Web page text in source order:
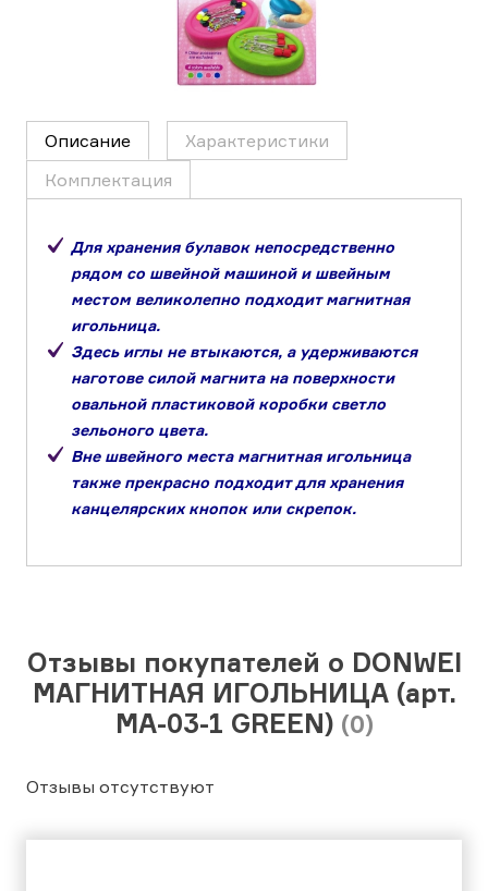
Описание
Характеристики
Комплектация
Для хранения булавок непосредственно
рядом со швейной машиной и швейным
местом великолепно подходит магнитная
игольница.
Здесь иглы не втыкаются, а удерживаются
наготове силой магнита на поверхности
овальной пластиковой коробки светло
зельоного цвета.
Вне швейного места магнитная игольница
также прекрасно подходит для хранения
канцелярских кнопок или скрепок.
Отзывы покупателей о DONWEI
МАГНИТНАЯ ИГОЛЬНИЦА (арт.
МА-03-1 GREEN) (0)
Отзывы отсутствуют